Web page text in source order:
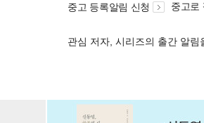
중고 등록알림 신청 중고로
관심 저자, 시리즈의 출간 알림